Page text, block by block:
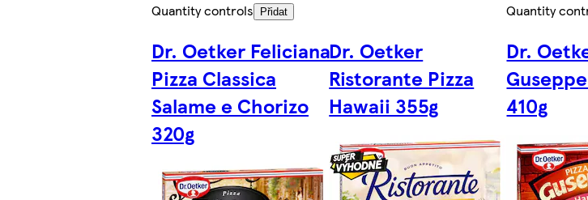
Quantity controls
Přidat
Quantity
Dr. Oetker Feliciana
Pizza Classica
Salame e Chorizo
320g
Dr. Oetker
Ristorante Pizza
Hawaii 355g
Dr.
410g